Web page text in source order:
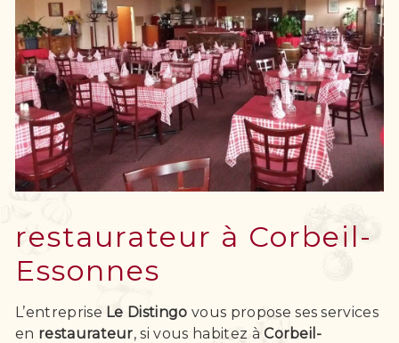
restaurateur à Corbeil-
Essonnes
L’entreprise Le Distingo vous propose ses services
en restaurateur, si vous habitez àCorbeil-